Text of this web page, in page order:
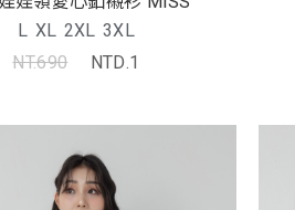
L XL 2XL 3XL
NT.690
NTD.1